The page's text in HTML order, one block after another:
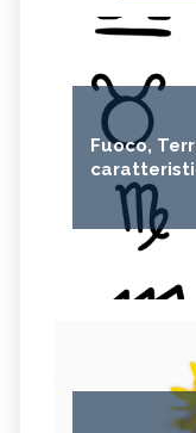
Fuoco,